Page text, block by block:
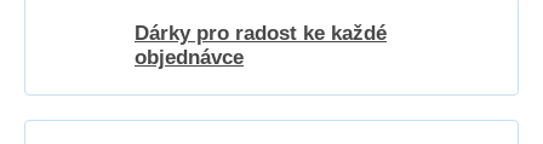
Dárky pro radost ke každé
objednávce